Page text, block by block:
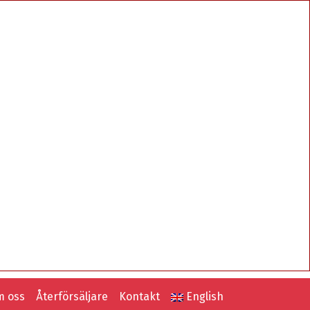
oss Återförsäljare Kontakt English